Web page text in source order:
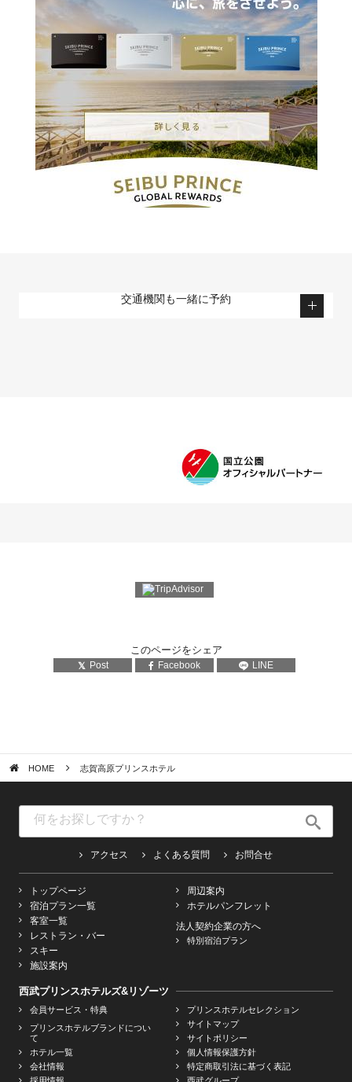
交通機関も一緒に予約
このページをシェア
Post Facebook LINE
HOME 志賀高原プリンスホテル
アクセス よくある質問 お問合せ
トップページ
宿泊プラン一覧
客室一覧
レストラン・バー
スキー
施設案内
周辺案内
ホテルパンフレット
法人契約企業の方へ
特別宿泊プラン
西武プリンスホテルズ&リゾーツ
会員サービス・特典
プリンスホテルブランドについ
て
ホテル一覧
会社情報
プリンスホテルセレクション
サイトマップ
サイトポリシー
個人情報保護方針
特定商取引法に基づく表記